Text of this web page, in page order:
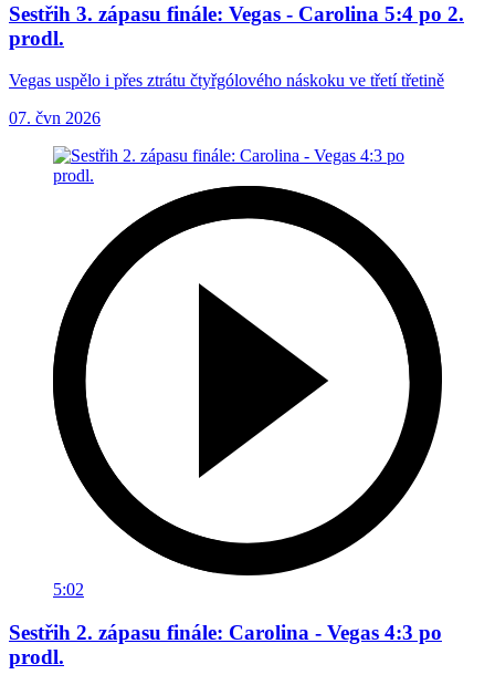
Sestřih 3. zápasu finále: Vegas - Carolina 5:4 po 2.
prodl.
Vegas uspělo i přes ztrátu čtyřgólového náskoku ve třetí třetině
07. čvn 2026
5:02
Sestřih 2. zápasu finále: Carolina - Vegas 4:3 po
prodl.